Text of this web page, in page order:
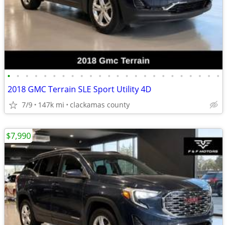
• • • • • • • • • • • • • • • • • • • • • • • •
2018 GMC Terrain SLE Sport Utility 4D
7/9 147k mi clackamas county
$7,990